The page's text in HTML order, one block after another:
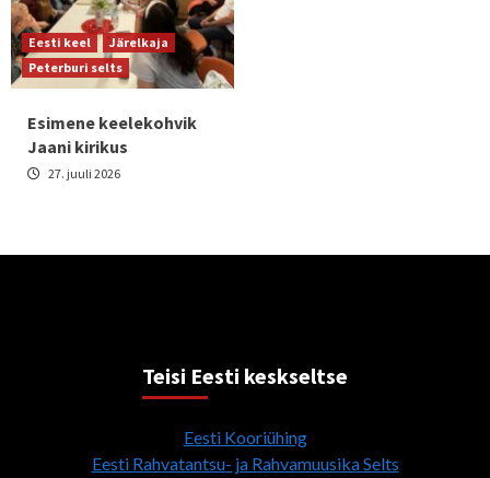
Eesti keel
Järelkaja
Peterburi selts
Esimene keelekohvik
Jaani kirikus
27. juuli 2026
Teisi Eesti keskseltse
Eesti Kooriühing
Eesti Rahvatantsu- ja Rahvamuusika Selts